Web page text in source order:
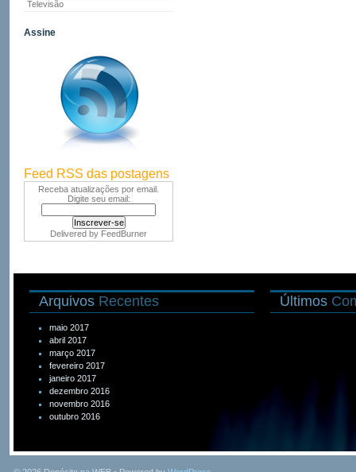
Televisão
Assine
Feed RSS das postagens
Receba atualizações por email.
Digite seu email:
Delivered by FeedBurner
Arquivos Recentes
maio 2017
abril 2017
março 2017
fevereiro 2017
janeiro 2017
dezembro 2016
novembro 2016
outubro 2016
Últimos